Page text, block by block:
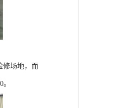
修场地，而